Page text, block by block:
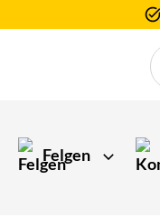
Felgen